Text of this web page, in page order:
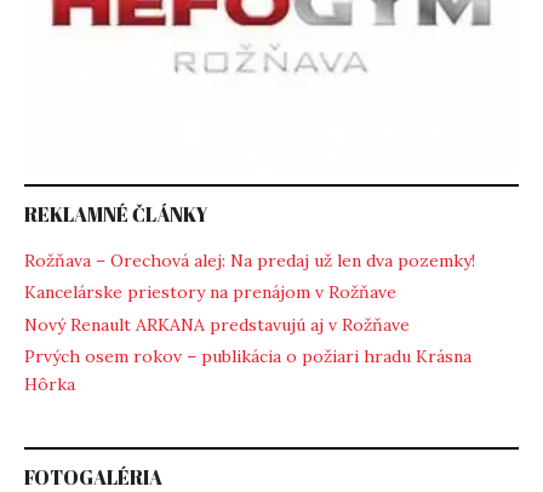
REKLAMNÉ ČLÁNKY
Rožňava – Orechová alej: Na predaj už len dva pozemky!
Kancelárske priestory na prenájom v Rožňave
Nový Renault ARKANA predstavujú aj v Rožňave
Prvých osem rokov – publikácia o požiari hradu Krásna
Hôrka
FOTOGALÉRIA